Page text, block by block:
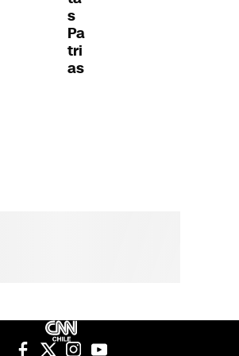
s
Pa
tri
as